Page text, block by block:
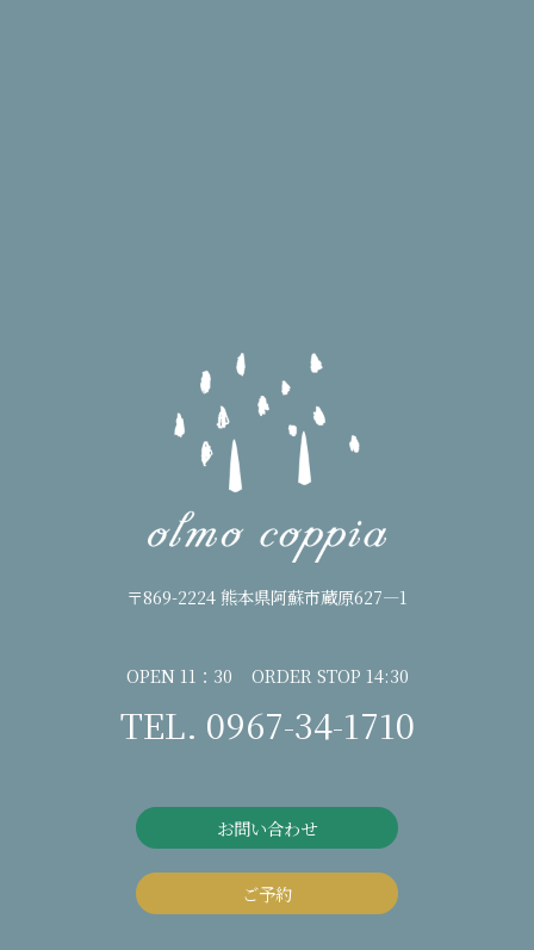
〒869-2224 熊本県阿蘇市蔵原627―1
OPEN 11：30 ORDER STOP 14:30
TEL. 0967-34-1710
お問い合わせ
ご予約